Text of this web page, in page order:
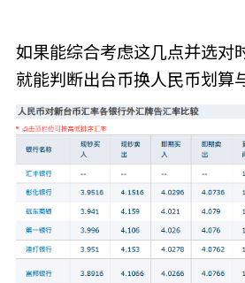
如果能综合考虑这几点并选对
就能判断出台币换人民币划算